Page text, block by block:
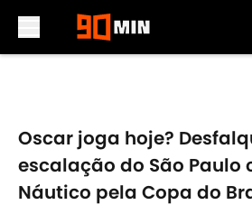
Oscar joga hoje?
escalação do São Paulo
Náutico pela Copa do